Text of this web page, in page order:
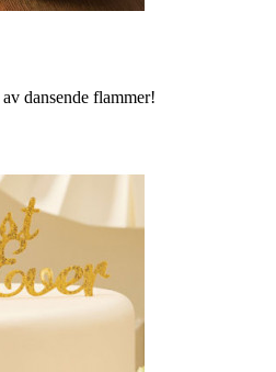
dansende flammer!